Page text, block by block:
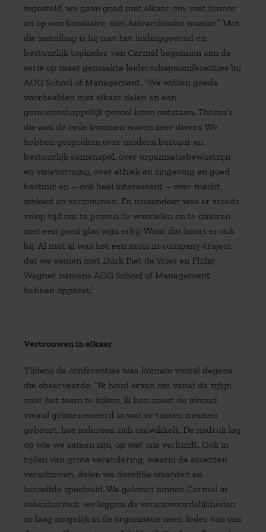
ingesteld, we gaan goed met elkaar om, met humor
en op een familiaire, niet-hiërarchische manier.” Met
die instelling is hij met het leidinggevend en
bestuurlijk topkader van Carmel begonnen aan de
serie op maat gemaakte leiderschapsconferenties bij
AOG School of Management. “We wilden goede
voorbeelden met elkaar delen en een
gemeenschappelijk gevoel laten ontstaan. Thema’s
die aan de orde kwamen waren zeer divers. We
hebben gesproken over modern bestuur en
bestuurlijk samenspel, over organisatiebewustzijn
en visievorming, over ethiek en zingeving en goed
bestuur en – ook heel interessant – over macht,
invloed en vertrouwen. En tussendoor was er steeds
volop tijd om te praten, te wandelen en te dineren
met een goed glas wijn erbij. Want dat hoort er ook
bij. Al met al was het een mooi in-company-traject
dat we samen met Durk Piet de Vries en Philip
Wagner namens AOG School of Management
hebben opgezet.”
Vertrouwen in elkaar
Tijdens de conferenties was Romain vooral degene
die observeerde. “Ik houd ervan om vanaf de zijlijn
naar het team te kijken, ik ben naast de inhoud
vooral geïnteresseerd in wat er tussen mensen
gebeurt, hoe iedereen zich ontwikkelt. De nadruk lag
op wie we samen zijn, op wat ons verbindt. Ook in
tijden van grote verandering, waarin de accenten
verschuiven, delen we dezelfde waarden en
hetzelfde speelveld. We geloven binnen Carmel in
subsidiariteit: we leggen de verantwoordelijkheden
zo laag mogelijk in de organisatie neer. Ieder van ons